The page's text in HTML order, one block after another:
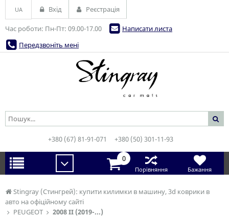
Stingray (Стингрей): купити килимки в машину, 3d коврики в
авто на офіційному сайті
PEUGEOT
2008 II (2019-...)
Час роботи: Пн-Пт: 09.00-17.00
Написати листа
Передзвоніть мені
UA Вхід Реєстрація
+380 (67) 81-91-071 +380 (50) 301-11-93
0
Порівняння Бажання